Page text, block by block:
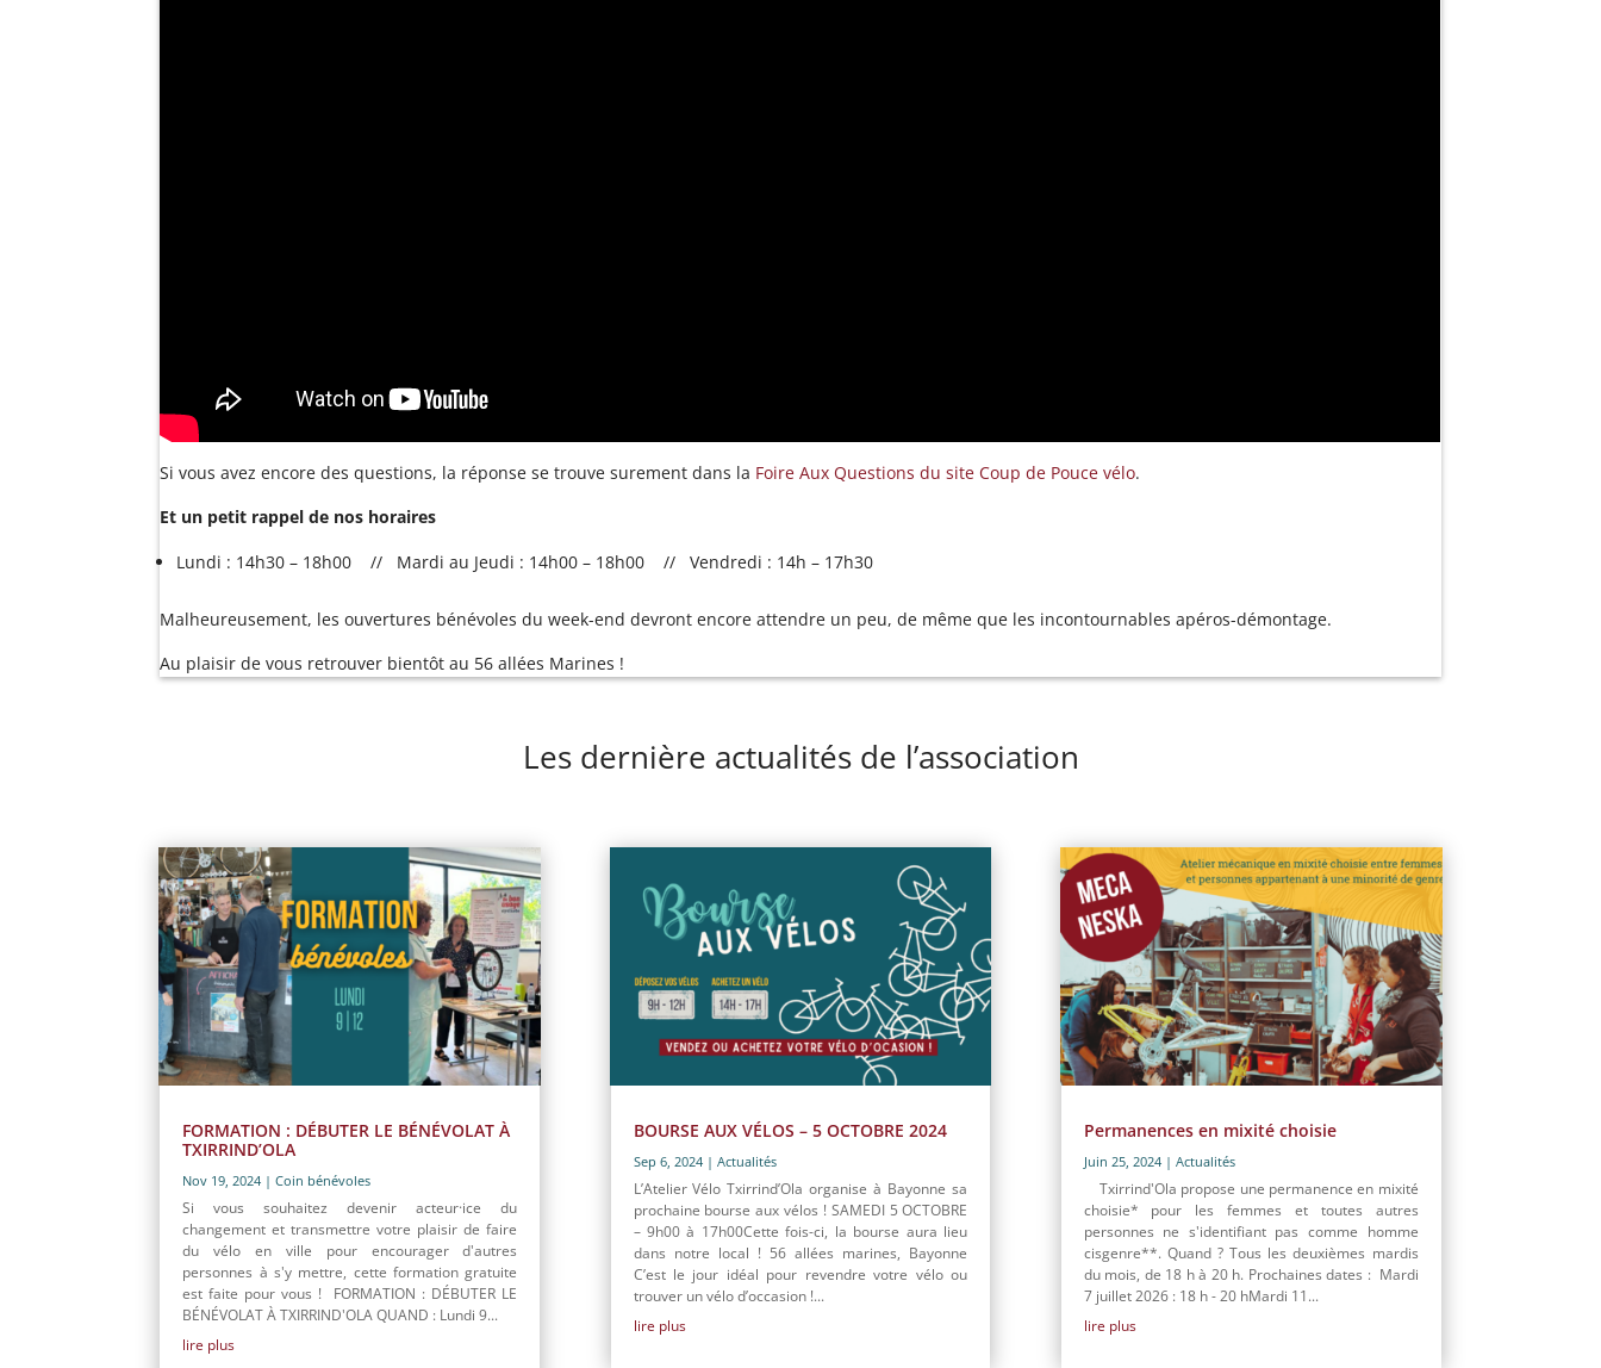
Si vous avez encore des questions, la réponse se trouve surement dans la Foire Aux Questions du site Coup de Pouce vélo.
Et un petit rappel de nos horaires
Lundi : 14h30 – 18h00 // Mardi au Jeudi : 14h00 – 18h00 // Vendredi : 14h – 17h30
Malheureusement, les ouvertures bénévoles du week-end devront encore attendre un peu, de même que les incontournables apéros-démontage.
Au plaisir de vous retrouver bientôt au 56 allées Marines !
Les dernière actualités de l’association
FORMATION : DÉBUTER LE BÉNÉVOLAT À
TXIRRIND’OLA
Nov 19, 2024 |Coin bénévoles
Si vous souhaitez devenir acteur·ice du
changement et transmettre votre plaisir de faire
du vélo en ville pour encourager d'autres
personnes à s'y mettre, cette formation gratuite
est faite pour vous ! FORMATION : DÉBUTER LE
BÉNÉVOLAT À TXIRRIND'OLA QUAND : Lundi 9...
lire plus
BOURSE AUX VÉLOS – 5 OCTOBRE 2024
Sep 6, 2024| Actualités
L’Atelier Vélo Txirrind’Ola organise à Bayonne sa
prochaine bourse aux vélos ! SAMEDI 5 OCTOBRE
– 9h00 à 17h00Cette fois-ci, la bourse aura lieu
dans notre local ! 56 allées marines, Bayonne
C’est le jour idéal pour revendre votre vélo ou
trouver un vélo d’occasion !...
lire plus
Permanences en mixité choisie
Juin 25, 2024| Actualités
Txirrind'Ola propose une permanence en mixité
choisie* pour les femmes et toutes autres
personnes ne s'identifiant pas comme homme
cisgenre**. Quand ? Tous les deuxièmes mardis
du mois, de 18 h à 20 h. Prochaines dates : Mardi
7 juillet 2026 : 18 h - 20 hMardi 11...
lire plus